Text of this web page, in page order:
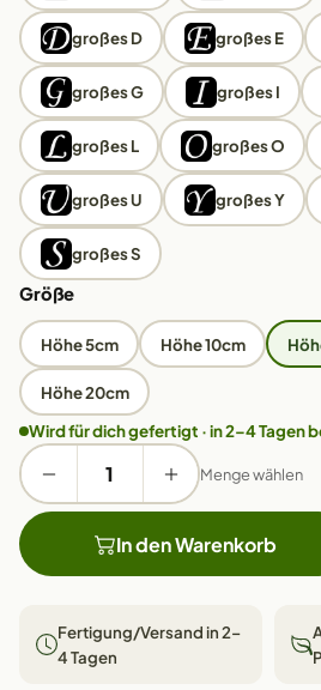
großes D großes E
großes G großes I
großes L großes O
großes U großes Y
großes S
Größe
Höhe 5cm Höhe 10cm
Höhe 20cm
Wird für dich gefertigt · in 2–4 Tagen
Menge wählen
In den Warenkorb
Fertigung/Versand in 2–
4 Tagen